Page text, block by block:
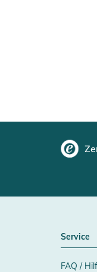
Service
FAQ /